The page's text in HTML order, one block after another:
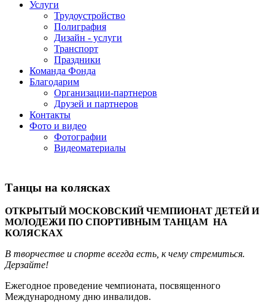
Услуги
Трудоустройство
Полиграфия
Дизайн - услуги
Транспорт
Праздники
Команда Фонда
Благодарим
Организации-партнеров
Друзей и партнеров
Контакты
Фото и видео
Фотографии
Видеоматериалы
Танцы на колясках
ОТКРЫТЫЙ МОСКОВСКИЙ ЧЕМПИОНАТ ДЕТЕЙ И
МОЛОДЕЖИ ПО СПОРТИВНЫМ ТАНЦАМ НА
КОЛЯСКАХ
В творчестве и спорте всегда есть, к чему стремиться.
Дерзайте!
Ежегодное проведение чемпионата, посвященного
Международному дню инвалидов.